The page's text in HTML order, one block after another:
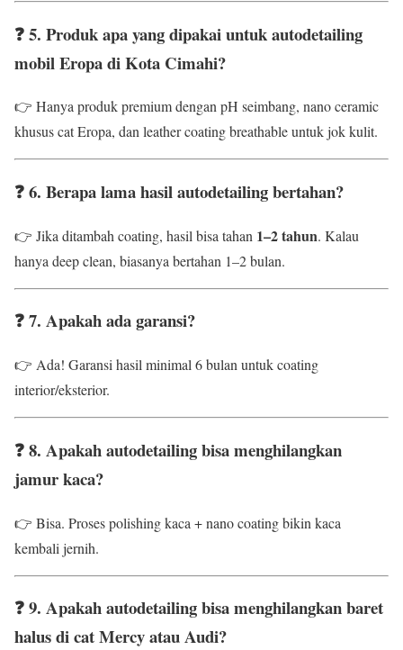
❓ 5. Produk apa yang dipakai untuk autodetailing
mobil Eropa di Kota Cimahi?
👉 Hanya produk premium dengan pH seimbang, nano ceramic
khusus cat Eropa, dan leather coating breathable untuk jok kulit.
❓ 6. Berapa lama hasil autodetailing bertahan?
👉 Jika ditambah coating, hasil bisa tahan 1–2 tahun. Kalau
hanya deep clean, biasanya bertahan 1–2 bulan.
❓ 7. Apakah ada garansi?
👉 Ada! Garansi hasil minimal 6 bulan untuk coating
interior/eksterior.
❓ 8. Apakah autodetailing bisa menghilangkan
jamur kaca?
👉 Bisa. Proses polishing kaca + nano coating bikin kaca
kembali jernih.
❓ 9. Apakah autodetailing bisa menghilangkan baret
halus di cat Mercy atau Audi?